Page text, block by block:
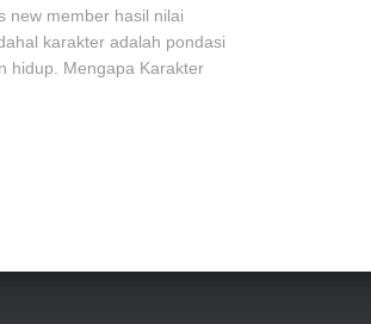
new member hasil nilai
karakter adalah pondasi
hidup. Mengapa Karakter